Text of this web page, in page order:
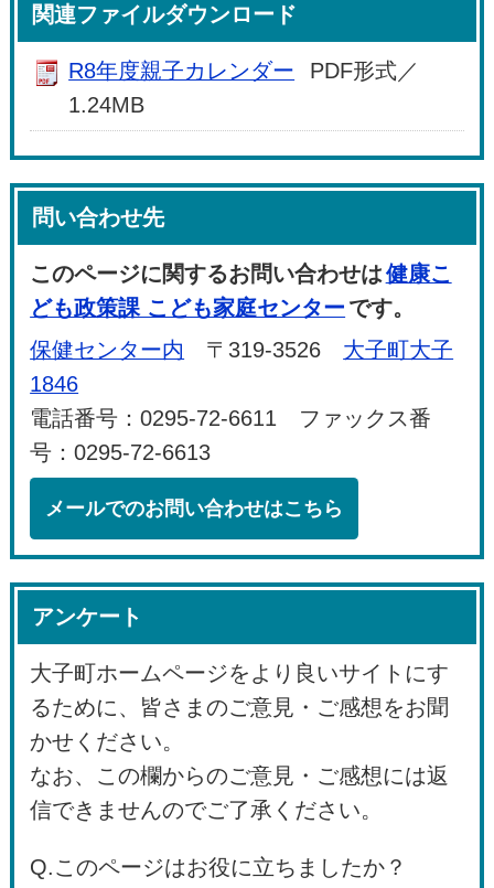
関連ファイルダウンロード
R8年度親子カレンダー
PDF形式／
1.24MB
問い合わせ先
このページに関するお問い合わせは健康こ
ども政策課 こども家庭センター です。
保健センター内 〒319-3526 大子町大子
1846
電話番号：0295-72-6611 ファックス番
号：0295-72-6613
メールでのお問い合わせはこちら
アンケート
大子町ホームページをより良いサイトにす
るために、皆さまのご意見・ご感想をお聞
かせください。
なお、この欄からのご意見・ご感想には返
信できませんのでご了承ください。
Q.このページはお役に立ちましたか？